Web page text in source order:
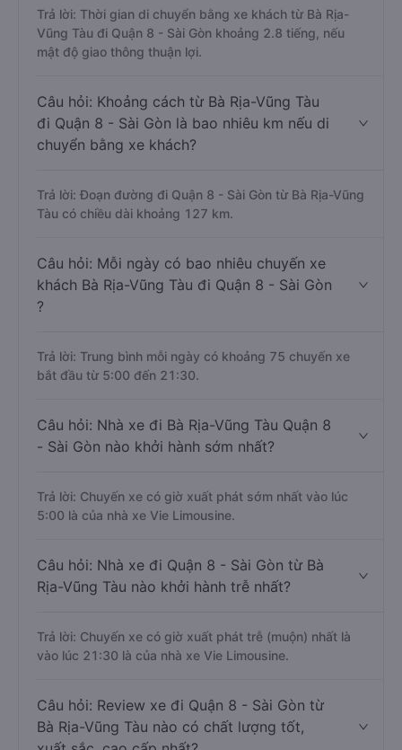
Trả lời: Thời gian di chuyển bằng xe khách từ Bà Rịa-
Vũng Tàu đi Quận 8 - Sài Gòn khoảng 2.8 tiếng, nếu
mật độ giao thông thuận lợi.
Câu hỏi: Khoảng cách từ Bà Rịa-Vũng Tàu
đi Quận 8 - Sài Gòn là bao nhiêu km nếu di
chuyển bằng xe khách?
Trả lời: Đoạn đường đi Quận 8 - Sài Gòn từ Bà Rịa-Vũng
Tàu có chiều dài khoảng 127 km.
Câu hỏi: Mỗi ngày có bao nhiêu chuyến xe
khách Bà Rịa-Vũng Tàu đi Quận 8 - Sài Gòn
?
Trả lời: Trung bình mỗi ngày có khoảng 75 chuyến xe
bắt đầu từ 5:00 đến 21:30.
Câu hỏi: Nhà xe đi Bà Rịa-Vũng Tàu Quận 8
- Sài Gòn nào khởi hành sớm nhất?
Trả lời: Chuyến xe có giờ xuất phát sớm nhất vào lúc
5:00 là của nhà xe Vie Limousine.
Câu hỏi: Nhà xe đi Quận 8 - Sài Gòn từ Bà
Rịa-Vũng Tàu nào khởi hành trễ nhất?
Trả lời: Chuyến xe có giờ xuất phát trễ (muộn) nhất là
vào lúc 21:30 là của nhà xe Vie Limousine.
Câu hỏi: Review xe đi Quận 8 - Sài Gòn từ
Bà Rịa-Vũng Tàu nào có chất lượng tốt,